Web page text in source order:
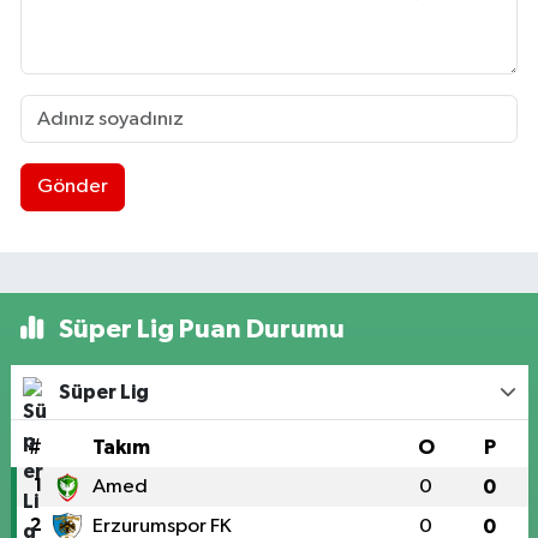
Gönder
Süper Lig Puan Durumu
Süper Lig
# Takım O P
1 Amed 0 0
2 Erzurumspor FK 0 0